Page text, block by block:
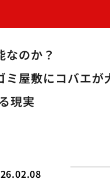
のか？
ミ屋敷にコバエが
現実